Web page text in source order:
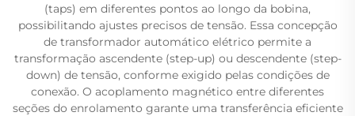
(taps) em diferentes pontos ao longo da bobina,
possibilitando ajustes precisos de tensão. Essa concepção
de transformador automático elétrico permite a
transformação ascendente (step-up) ou descendente (step-
down) de tensão, conforme exigido pelas condições de
conexão. O acoplamento magnético entre diferentes
seções do enrolamento garante uma transferência eficiente